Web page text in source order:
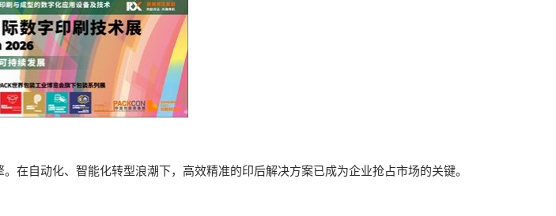
自动化、智能化转型浪潮下，高效精准的印后解决方案已成为企业抢占市场的关键。